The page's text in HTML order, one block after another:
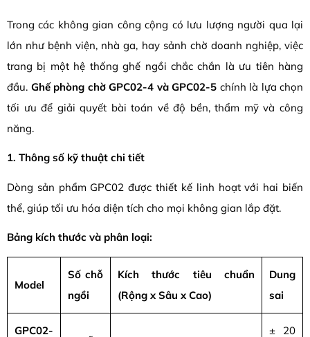
Trong các không gian công cộng có lưu lượng người qua lại
lớn như bệnh viện, nhà ga, hay sảnh chờ doanh nghiệp, việc
trang bị một hệ thống ghế ngồi chắc chắn là ưu tiên hàng
đầu. Ghế phòng chờ GPC02-4 và GPC02-5 chính là lựa chọn
tối ưu để giải quyết bài toán về độ bền, thẩm mỹ và công
năng.
1. Thông số kỹ thuật chi tiết
Dòng sản phẩm GPC02 được thiết kế linh hoạt với hai biến
thể, giúp tối ưu hóa diện tích cho mọi không gian lắp đặt.
Bảng kích thước và phân loại:
Model
Số chỗ
ngồi
Kích thước tiêu chuẩn
(Rộng x Sâu x Cao)
Dung
sai
GPC02-
± 20